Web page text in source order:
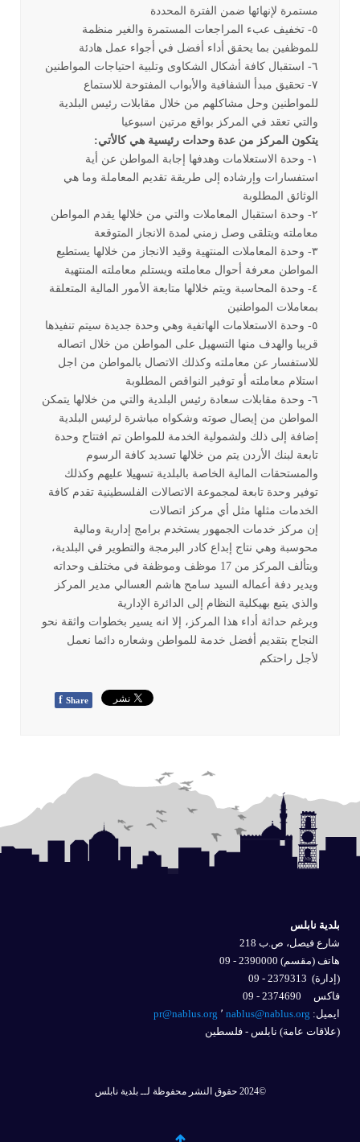
مستمرة لإنهائها ضمن الفترة المحددة
٥- تخفيف عبء المراجعات المستمرة والغير منظمة
للموظفين بما يحقق أداء أفضل في أجواء عمل هادئة
٦- استقبال كافة أشكال الشكاوى وتلبية احتياجات المواطنين
٧- تحقيق مبدأ الشفافية والأبواب المفتوحة للاستماع
للمواطنين وحل مشاكلهم من خلال مقابلات رئيس البلدية
والتي تعقد في المركز بواقع مرتين اسبوعيا
يتكون المركز من عدة وحدات رئيسية هي كالأتي:
١- وحدة الاستعلامات وهدفها إجابة المواطن عن أية
استفسارات وإرشاده إلى طريقة تقديم المعاملة وما هي
الوثائق المطلوبة
٢- وحدة استقبال المعاملات والتي من خلالها يقدم المواطن
معاملته ويتلقى وصل زمني لمدة الانجاز المتوقعة
٣- وحدة المعاملات المنتهية وقيد الانجاز من خلالها يستطيع
المواطن معرفة أحوال معاملته ويستلم معاملته المنتهية
٤- وحدة المحاسبة ويتم خلالها متابعة الأمور المالية المتعلقة
بمعاملات المواطنين
٥- وحدة الاستعلامات الهاتفية وهي وحدة جديدة سيتم تنفيذها
قريبا والهدف منها التسهيل على المواطن من خلال اتصاله
للاستفسار عن معاملته وكذلك الاتصال بالمواطن من اجل
استلام معاملته أو توفير النواقص المطلوبة
٦- وحدة مقابلات سعادة رئيس البلدية والتي من خلالها يتمكن
المواطن من إيصال صوته وشكواه مباشرة لرئيس البلدية
إضافة إلى ذلك ولشمولية الخدمة للمواطن تم افتتاح وحدة
تابعة لبنك الأردن يتم من خلالها تسديد كافة الرسوم
والمستحقات المالية الخاصة بالبلدية تسهيلا عليهم وكذلك
توفير وحدة تابعة لمجموعة الاتصالات الفلسطينية تقدم كافة
الخدمات مثلها مثل أي مركز اتصالات
إن مركز خدمات الجمهور يستخدم برامج إدارية ومالية
محوسبة وهي نتاج إبداع كادر البرمجة والتطوير في البلدية،
وبتألف المركز من 17 موظف وموظفة في مختلف وحداته
ويدير دفة أعماله السيد سامح هاشم العسالي مدير المركز
والذي يتبع بهيكلية النظام إلى الدائرة الإدارية
وبرغم حداثة أداء هذا المركز، إلا انه يسير بخطوات واثقة نحو
النجاح بتقديم أفضل خدمة للمواطن وشعاره دائما نعمل
لأجل راحتكم
f Share
بلدية نابلس
شارع فيصل، ص.ب 218
هاتف (مقسم) 2390000 - 09
(إدارة)
فاكس 2374690 - 09
ايميل: nablus@nablus.org
pr@nablus.org
(علاقات عامة) نابلس - فلسطين
©2024 حقوق النشر محفوظة لــ بلدية نابلس